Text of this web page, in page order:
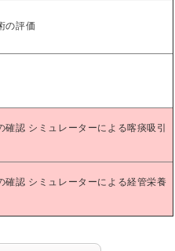
の評価
認 シミュレーターによる喀痰吸引
確認 シミュレーターによる経管栄養